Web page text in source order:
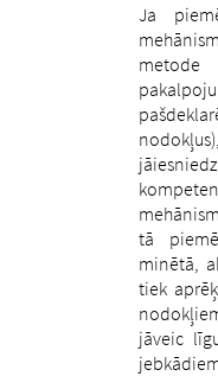
Ja
tā
minētā,
tiek
jāveic